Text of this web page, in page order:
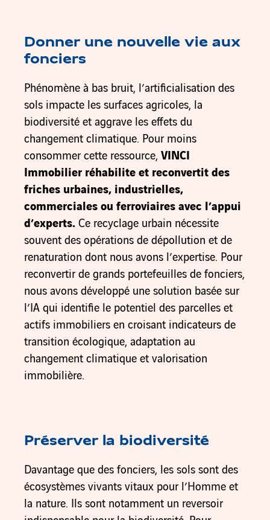
Donner une nouvelle vie aux
fonciers
Phénomène à bas bruit, l’artificialisation des
sols impacte les surfaces agricoles, la
biodiversité et aggrave les effets du
changement climatique. Pour moins
consommer cette ressource, VINCI
Immobilier réhabilite et reconvertit des
friches urbaines, industrielles,
commerciales ou ferroviaires avec l’appui
d’experts. Ce recyclage urbain nécessite
souvent des opérations de dépollution et de
renaturation dont nous avons l’expertise. Pour
reconvertir de grands portefeuilles de fonciers,
nous avons développé une solution basée sur
l’IA qui identifie le potentiel des parcelles et
actifs immobiliers en croisant indicateurs de
transition écologique, adaptation au
changement climatique et valorisation
immobilière.
Préserver la biodiversité
Davantage que des fonciers, les sols sont des
écosystèmes vivants vitaux pour l’Homme et
la nature. Ils sont notamment un reversoir